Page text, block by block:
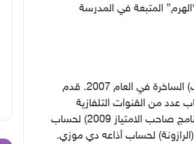
المتبعة في المدرسة
أصدر صحيفة (الكاروك) الساخرة في العام 2007. قدم
عدد من القنوات التلفازية
والإذاعية اذكر منها: (برنامج صاحب الامتياز 2009) لحساب
(الرازونة) لحساب أذاعه دي موزي.